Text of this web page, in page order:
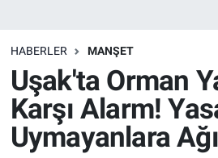
HABERLER MANŞET
Uşak'ta Orman
Karşı Alarm!
Uymayanlara
Köşe Yazarları
Kültür Sanat
Manşet